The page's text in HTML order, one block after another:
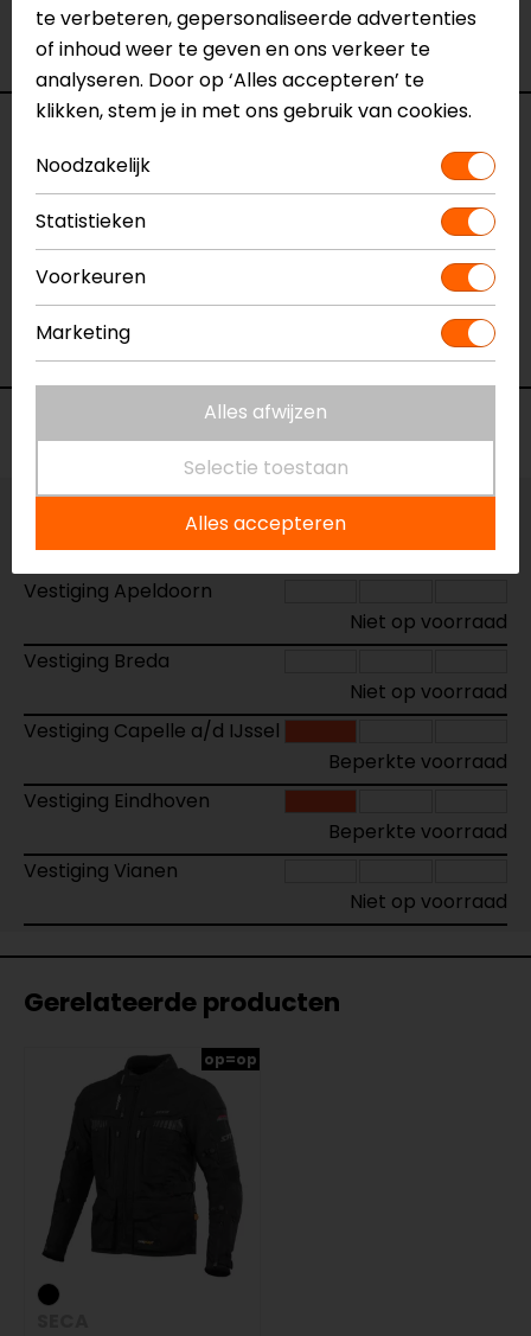
Ventilatie
Meshpanelen
Waterdicht
Ja
29-06-2024
geen toelichting gegeven
- Mohamed
Voorraad
Vestiging Apeldoorn
Niet op voorraad
Vestiging Breda
Niet op voorraad
Vestiging Capelle a/d IJssel
Beperkte voorraad
Vestiging Eindhoven
Beperkte voorraad
Vestiging Vianen
Niet op voorraad
Gerelateerde producten
op=op
te verbeteren, gepersonaliseerde advertenties
of inhoud weer te geven en ons verkeer te
analyseren. Door op ‘Alles accepteren’ te
klikken, stem je in met ons gebruik van cookies.
Noodzakelijk
Statistieken
Voorkeuren
Marketing
Alles afwijzen
Selectie toestaan
Alles accepteren